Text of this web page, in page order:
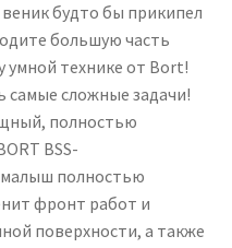
будто бы прикипел
большую часть
умной технике от Bort!
сложные задачи!
полностью
BSS-
полностью
фронт работ и
поверхности, а также